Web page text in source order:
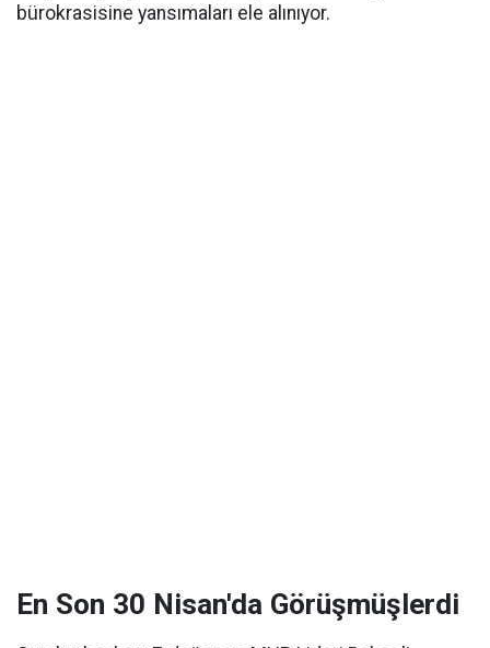
bürokrasisine yansımaları ele alınıyor.
En Son 30 Nisan'da Görüşmüşlerdi